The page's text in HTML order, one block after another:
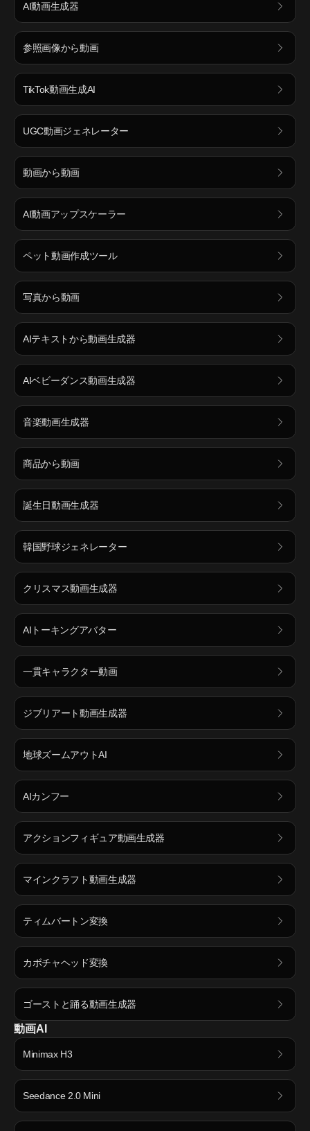
AI動画生成器
参照画像から動画
TikTok動画生成AI
UGC動画ジェネレーター
動画から動画
AI動画アップスケーラー
ペット動画作成ツール
写真から動画
AIテキストから動画生成器
AIベビーダンス動画生成器
音楽動画生成器
商品から動画
誕生日動画生成器
韓国野球ジェネレーター
クリスマス動画生成器
AIトーキングアバター
一貫キャラクター動画
ジブリアート動画生成器
地球ズームアウトAI
AIカンフー
アクションフィギュア動画生成器
マインクラフト動画生成器
ティムバートン変換
カボチャヘッド変換
ゴーストと踊る動画生成器
動画AI
Minimax H3
Seedance 2.0 Mini